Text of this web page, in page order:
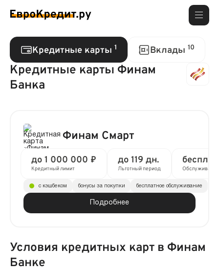
Кредитные карты 1 Вклады 10
Кредитные карты Финам
Банка
Финам Смарт
до 1 000 000 ₽
Кредитный лимит
до 119 дн.
Льготный период Обслуживание
Подробнее
с кэшбеком бонусы за покупки бесплатное обслуживание
Условия кредитных карт в Финам
Банке